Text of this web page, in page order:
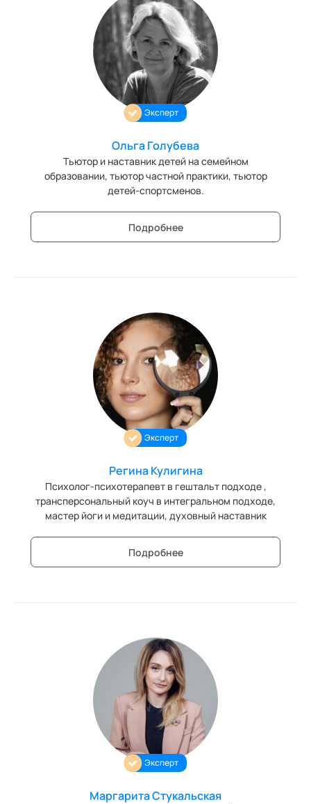
Всероссийской научно-практической конфереции "II
Суворовские чтения", I Российского
логотерапевтического конгресса, III Международная
научно-практическая конференция
«Педагогические чтения, посвященные памяти
профессора В.П. Манухина»
Эксперт
Ольга Голубева
Тьютор и наставник детей на семейном
образовании, тьютор частной практики, тьютор
детей-спортсменов.
Подробнее
Эксперт
Регина Кулигина
Психолог-психотерапевт в гештальт подходе ,
трансперсональный коуч в интегральном подходе,
мастер йоги и медитации, духовный наставник
Подробнее
Эксперт
Маргарита Стукальская